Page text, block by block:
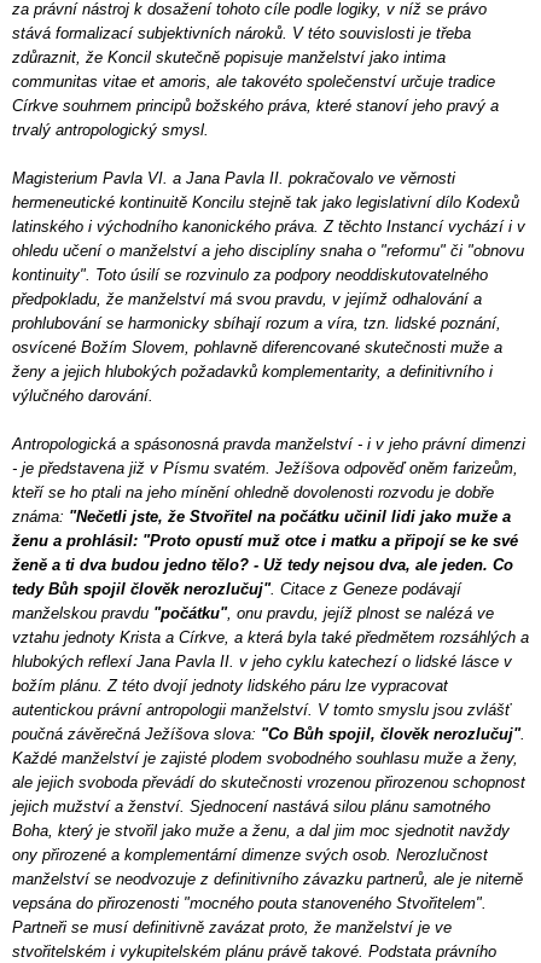
za právní nástroj k dosažení tohoto cíle podle logiky, v níž se právo
stává formalizací subjektivních nároků. V této souvislosti je třeba
zdůraznit, že Koncil skutečně popisuje manželství jako intima
communitas vitae et amoris, ale takovéto společenství určuje tradice
Církve souhrnem principů božského práva, které stanoví jeho pravý a
trvalý antropologický smysl.
Magisterium Pavla VI. a Jana Pavla II. pokračovalo ve věrnosti
hermeneutické kontinuitě Koncilu stejně tak jako legislativní dílo Kodexů
latinského i východního kanonického práva. Z těchto Instancí vychází i v
ohledu učení o manželství a jeho disciplíny snaha o "reformu" či "obnovu
kontinuity". Toto úsilí se rozvinulo za podpory neoddiskutovatelného
předpokladu, že manželství má svou pravdu, v jejímž odhalování a
prohlubování se harmonicky sbíhají rozum a víra, tzn. lidské poznání,
osvícené Božím Slovem, pohlavně diferencované skutečnosti muže a
ženy a jejich hlubokých požadavků komplementarity, a definitivního i
výlučného darování.
Antropologická a spásonosná pravda manželství - i v jeho právní dimenzi
- je představena již v Písmu svatém. Ježíšova odpověď oněm farizeům,
kteří se ho ptali na jeho mínění ohledně dovolenosti rozvodu je dobře
známa: "Nečetli jste, že Stvořitel na počátku učinil lidi jako muže a
ženu a prohlásil: "Proto opustí muž otce i matku a připojí se ke své
ženě a ti dva budou jedno tělo? - Už tedy nejsou dva, ale jeden. Co
tedy Bůh spojil člověk nerozlučuj". Citace z Geneze podávají
manželskou pravdu "počátku", onu pravdu, jejíž plnost se nalézá ve
vztahu jednoty Krista a Církve, a která byla také předmětem rozsáhlých a
hlubokých reflexí Jana Pavla II. v jeho cyklu katechezí o lidské lásce v
božím plánu. Z této dvojí jednoty lidského páru lze vypracovat
autentickou právní antropologii manželství. V tomto smyslu jsou zvlášť
poučná závěrečná Ježíšova slova: "Co Bůh spojil, člověk nerozlučuj".
Každé manželství je zajisté plodem svobodného souhlasu muže a ženy,
ale jejich svoboda převádí do skutečnosti vrozenou přirozenou schopnost
jejich mužství a ženství. Sjednocení nastává silou plánu samotného
Boha, který je stvořil jako muže a ženu, a dal jim moc sjednotit navždy
ony přirozené a komplementární dimenze svých osob. Nerozlučnost
manželství se neodvozuje z definitivního závazku partnerů, ale je niterně
vepsána do přirozenosti "mocného pouta stanoveného Stvořitelem".
Partneři se musí definitivně zavázat proto, že manželství je ve
stvořitelském i vykupitelském plánu právě takové. Podstata právního